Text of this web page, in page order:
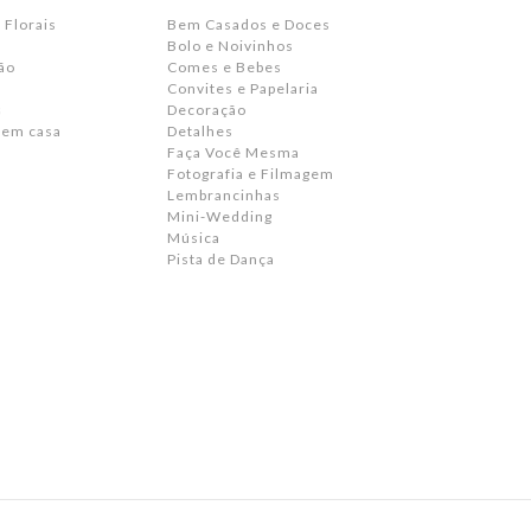
Florais
casa
Bem Casados e Doces
Bolo e Noivinhos
Comes e Bebes
Convites e Papelaria
Decoração
Detalhes
Faça Você Mesma
Fotografia e Filmagem
Lembrancinhas
Mini-Wedding
Música
Pista de Dança